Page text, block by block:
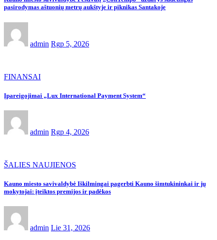
pasirodymas aštuonių metrų aukštyje ir piknikas Santakoje
admin Rgp 5, 2026
FINANSAI
Įpareigojimai „Lux International Payment System“
admin Rgp 4, 2026
ŠALIES NAUJIENOS
Kauno miesto savivaldybė Iškilmingai pagerbti Kauno šimtukininkai ir jų
mokytojai: įteiktos premijos ir padėkos
admin Lie 31, 2026